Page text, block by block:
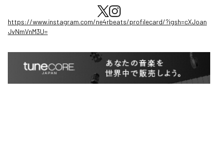
https://www.instagram.com/ne4rbeats/profilecard/?igsh=cXJoan
JvNmVnM3U=